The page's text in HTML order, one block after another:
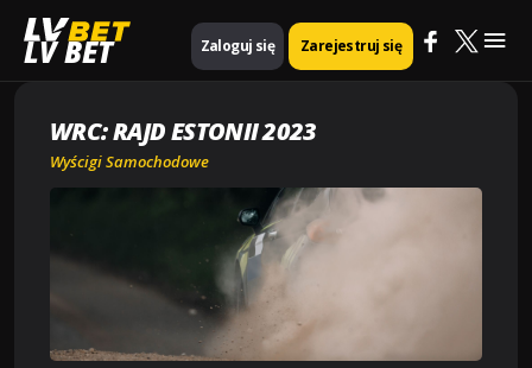
LV BET Zaloguj się Zarejestruj się
Strona główna Wyścigi samochodowe WRC: Rajd Estonii 2023
WRC: RAJD ESTONII 2023
Wyścigi Samochodowe